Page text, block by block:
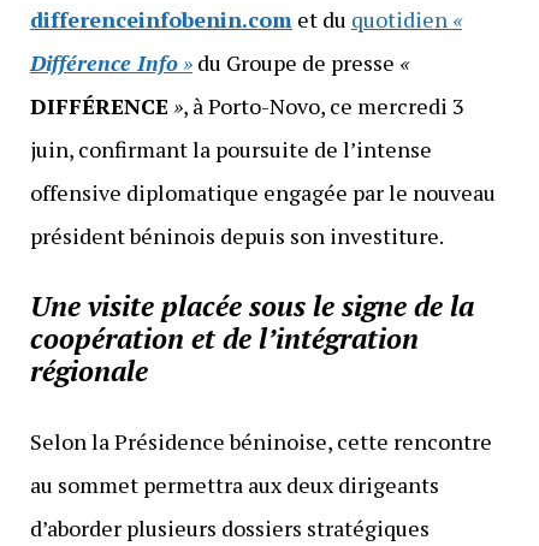
differenceinfobenin.comet du quotidien «
Différence Info»du Groupe de presse «
DIFFÉRENCE », à Porto-Novo, ce mercredi 3
juin, confirmant la poursuite de l’intense
offensive diplomatique engagée par le nouveau
président béninois depuis son investiture.
Une visite placée sous le signe de la
coopération et de l’intégration
régionale
Selon la Présidence béninoise, cette rencontre
au sommet permettra aux deux dirigeants
d’aborder plusieurs dossiers stratégiques